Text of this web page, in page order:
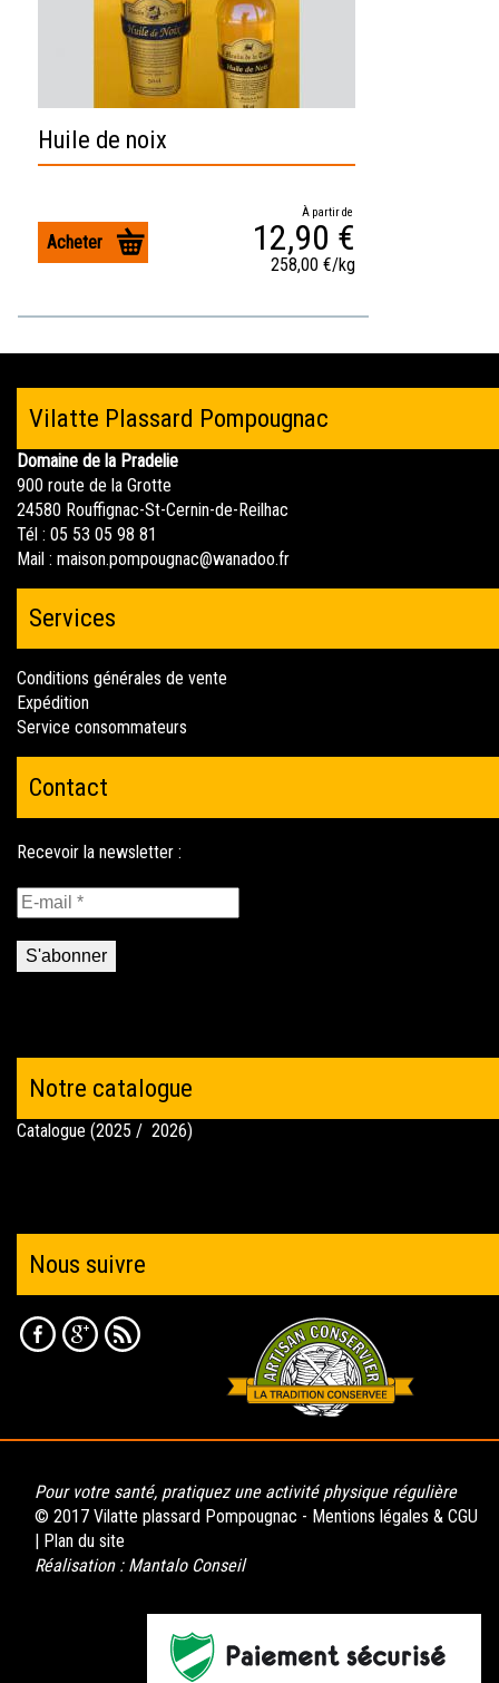
Huile de noix
À partir de
12,90 €
258,00 €/kg
Acheter
Vilatte Plassard Pompougnac
Domaine de la Pradelie
900 route de la Grotte
24580 Rouffignac-St-Cernin-de-Reilhac
Tél : 05 53 05 98 81
Mail : maison.pompougnac@wanadoo.fr
Services
Conditions générales de vente
Expédition
Service consommateurs
Contact
Notre catalogue
Catalogue (2025 / 2026)
Nous suivre
Pour votre santé, pratiquez une activité physique régulière
© 2017 Vilatte plassard Pompougnac - Mentions légales & CGU
| Plan du site
Réalisation : Mantalo Conseil